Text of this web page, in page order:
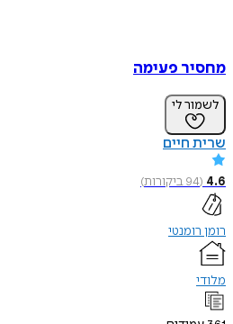
מחסיר פעימה
לשמור לי
שרית חיים
4.6
(
94ביקורות)
רומן רומנטי
מלודי